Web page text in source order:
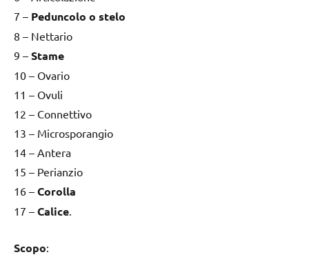
7 – Peduncolo o stelo
8 – Nettario
9 – Stame
10 – Ovario
11 – Ovuli
12 – Connettivo
13 – Microsporangio
14 – Antera
15 – Perianzio
16 – Corolla
17 – Calice
Scopo: